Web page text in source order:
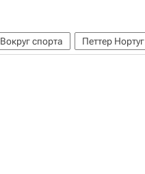
Вокруг спорта Петтер Нортуг